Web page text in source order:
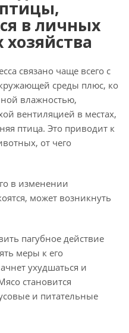
в личных
связано чаще всего с
среды плюс, ко
влажностью,
вентиляцией в местах,
птица. Это приводит к
от чего
в изменении
может возникнуть
пагубное действие
меры к его
ухудшаться и
становится
и питательные